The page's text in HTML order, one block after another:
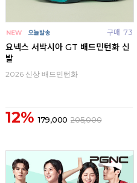
구매 73
요넥스 서박시아 GT 배드민턴화 신
발
2026 신상 배드민턴화
12% 179,000 205,000